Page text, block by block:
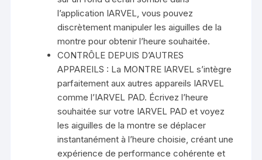
l’application IARVEL, vous pouvez
discrètement manipuler les aiguilles de la
montre pour obtenir l’heure souhaitée.
CONTRÔLE DEPUIS D’AUTRES
APPAREILS : La MONTRE IARVEL s’intègre
parfaitement aux autres appareils IARVEL
comme l’IARVEL PAD. Écrivez l’heure
souhaitée sur votre IARVEL PAD et voyez
les aiguilles de la montre se déplacer
instantanément à l’heure choisie, créant une
expérience de performance cohérente et